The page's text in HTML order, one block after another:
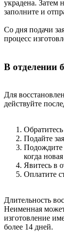
украдена. Затем
заполните и
Со дня подачи
процесс
В отделении
Для
действуйте
Подайте
Подождите
когда
Явитесь в
Оплатите
Длительность
Неименная
изготовление
более 14 дней.